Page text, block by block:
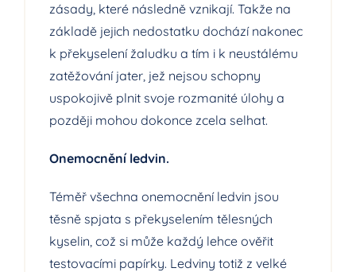
zásady, které následně vznikají. Takže na
základě jejich nedostatku dochází nakonec
k překyselení žaludku a tím i k neustálému
zatěžování jater, jež nejsou schopny
uspokojivě plnit svoje rozmanité úlohy a
později mohou dokonce zcela selhat.
Onemocnění ledvin.
Téměř všechna onemocnění ledvin jsou
těsně spjata s překyselením tělesných
kyselin, což si může každý lehce ověřit
testovacími papírky. Ledviny totiž z velké